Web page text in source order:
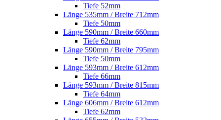
Tiefe 52mm
Länge 535mm / Breite 712mm
Tiefe 50mm
Länge 590mm / Breite 660mm
Tiefe 62mm
Länge 590mm / Breite 795mm
Tiefe 50mm
Länge 593mm / Breite 612mm
Tiefe 66mm
Länge 593mm / Breite 815mm
Tiefe 64mm
Länge 606mm / Breite 612mm
Tiefe 62mm